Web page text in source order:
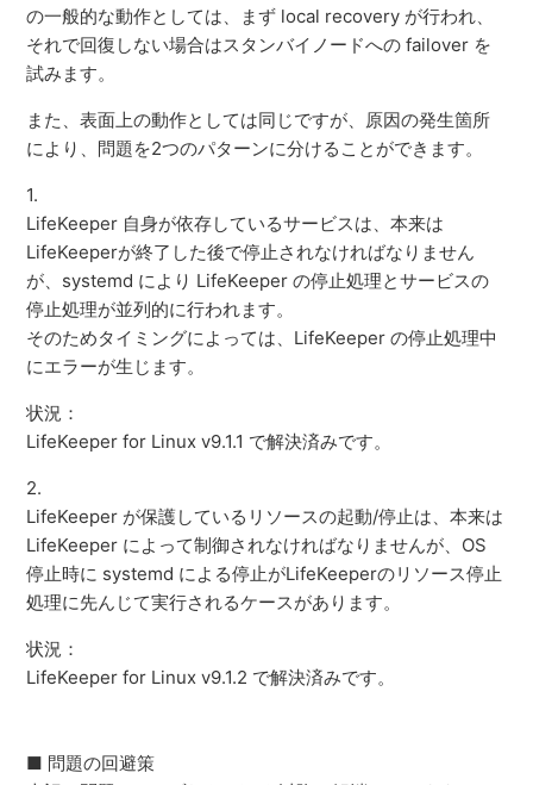
の一般的な動作としては、まず local recovery が行われ、
それで回復しない場合はスタンバイノードへの failover を
試みます。
また、表面上の動作としては同じですが、原因の発生箇所
により、問題を2つのパターンに分けることができます。
1.
LifeKeeper 自身が依存しているサービスは、本来は
LifeKeeperが終了した後で停止されなければなりません
が、systemd により LifeKeeper の停止処理とサービスの
停止処理が並列的に行われます。
そのためタイミングによっては、LifeKeeper の停止処理中
にエラーが生じます。
状況：
LifeKeeper for Linux v9.1.1 で解決済みです。
2.
LifeKeeper が保護しているリソースの起動/停止は、本来は
LifeKeeper によって制御されなければなりませんが、OS
停止時に systemd による停止がLifeKeeperのリソース停止
処理に先んじて実行されるケースがあります。
状況：
LifeKeeper for Linux v9.1.2 で解決済みです。
■ 問題の回避策